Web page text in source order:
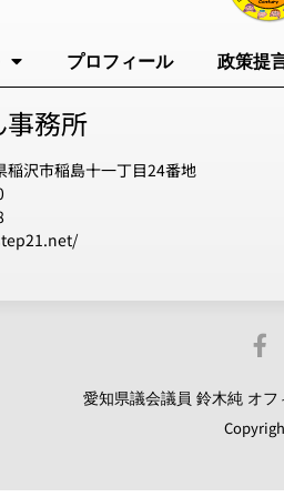
プロフィール 政策提
務所
稲沢市稲島十一丁目24番地
愛知県議会議員 鈴木純 オ